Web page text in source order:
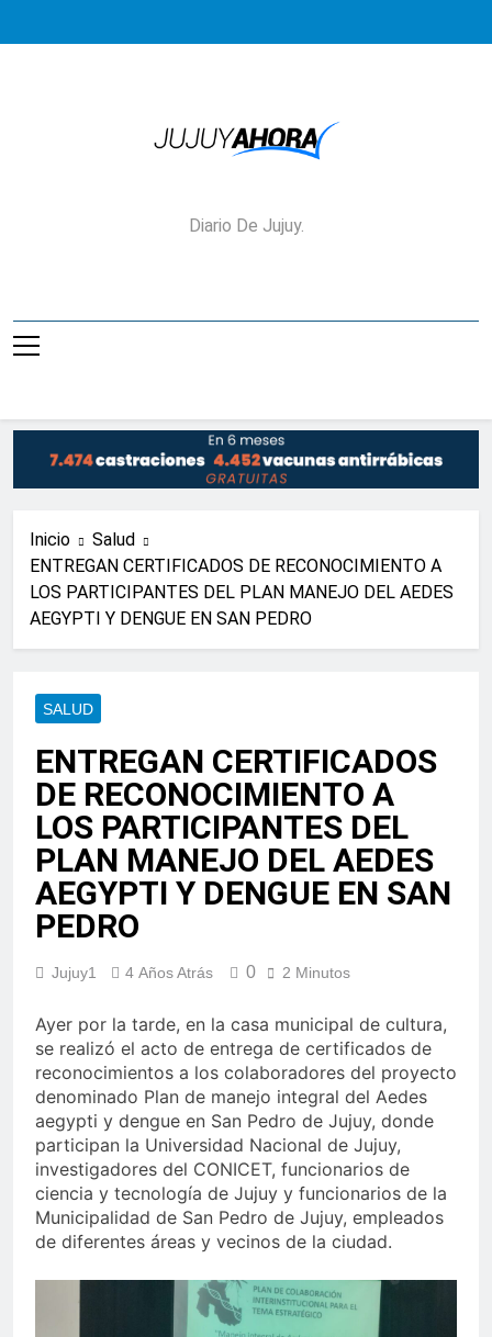
Jujuy Ahora!
Diario De Jujuy.
Inicio
Salud
ENTREGAN CERTIFICADOS DE RECONOCIMIENTO A
LOS PARTICIPANTES DEL PLAN MANEJO DEL AEDES
AEGYPTI Y DENGUE EN SAN PEDRO
SALUD
ENTREGAN CERTIFICADOS
DE RECONOCIMIENTO A
LOS PARTICIPANTES DEL
PLAN MANEJO DEL AEDES
AEGYPTI Y DENGUE EN SAN
PEDRO
Jujuy1 4 Años Atrás 0 2 Minutos
Ayer por la tarde, en la casa municipal de cultura,
se realizó el acto de entrega de certificados de
reconocimientos a los colaboradores del proyecto
denominado Plan de manejo integral del Aedes
aegypti y dengue en San Pedro de Jujuy, donde
participan la Universidad Nacional de Jujuy,
investigadores del CONICET, funcionarios de
ciencia y tecnología de Jujuy y funcionarios de la
Municipalidad de San Pedro de Jujuy, empleados
de diferentes áreas y vecinos de la ciudad.